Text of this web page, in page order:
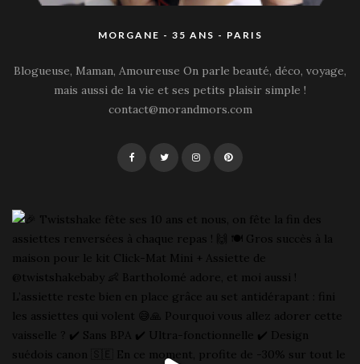
MORGANE - 35 ANS - PARIS
Blogueuse, Maman, Amoureuse On parle beauté, déco, voyage,
mais aussi de la vie et ses petits plaisir simple !
contact@morandmors.com